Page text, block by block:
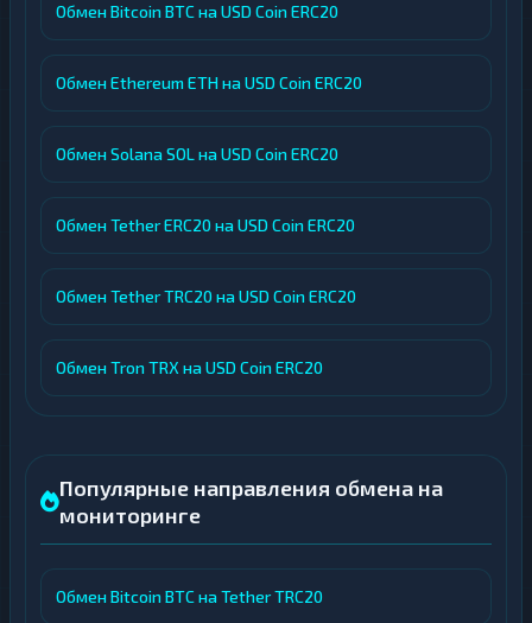
Обмен Bitcoin BTC на USD Coin ERC20
Обмен Ethereum ETH на USD Coin ERC20
Обмен Solana SOL на USD Coin ERC20
Обмен Tether ERC20 на USD Coin ERC20
Обмен Tether TRC20 на USD Coin ERC20
Обмен Tron TRX на USD Coin ERC20
Популярные направления обмена на
мониторинге
Обмен Bitcoin BTC на Tether TRC20